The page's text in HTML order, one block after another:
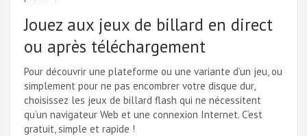
Jouez aux jeux de billard en direct
ou après téléchargement
Pour découvrir une plateforme ou une variante d’un jeu, ou
simplement pour ne pas encombrer votre disque dur,
choisissez les jeux de billard flash qui ne nécessitent
qu’un navigateur Web et une connexion Internet. C’est
gratuit, simple et rapide !